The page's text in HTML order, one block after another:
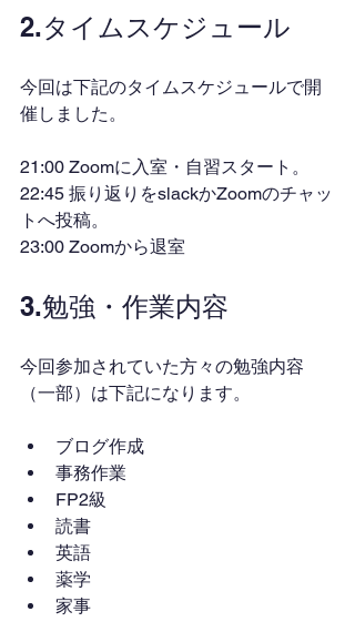
2.タイムスケジュール
今回は下記のタイムスケジュールで開
催しました。
21:00 Zoomに入室・自習スタート。
22:45 振り返りをslackかZoomのチャッ
トへ投稿。
23:00 Zoomから退室
3.勉強・作業内容
今回参加されていた方々の勉強内容
（一部）は下記になります。
ブログ作成
事務作業
FP2級
読書
英語
薬学
家事